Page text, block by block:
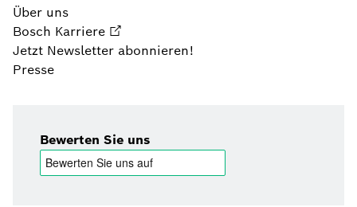
Über uns
Bosch Karriere
Jetzt Newsletter abonnieren!
Presse
Bewerten Sie uns